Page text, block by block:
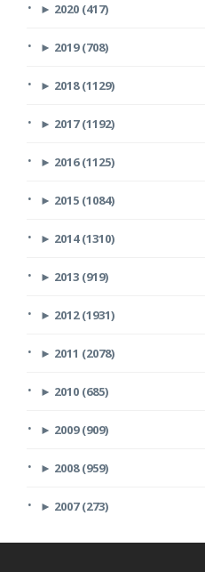
► 2020 (417)
► 2019 (708)
► 2018 (1129)
► 2017 (1192)
► 2016 (1125)
► 2015 (1084)
► 2014 (1310)
► 2013 (919)
► 2012 (1931)
► 2011 (2078)
► 2010 (685)
► 2009 (909)
► 2008 (959)
► 2007 (273)